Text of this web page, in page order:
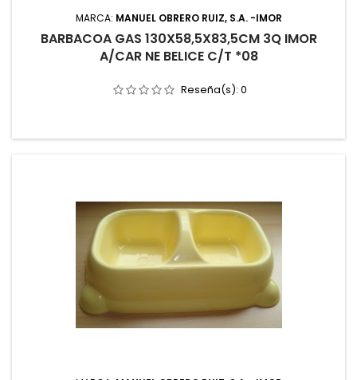
MARCA: MANUEL OBRERO RUIZ, S.A. -IMOR
BARBACOA GAS 130X58,5X83,5CM 3Q IMOR
A/CAR NE BELICE C/T *08
Reseña(s): 0